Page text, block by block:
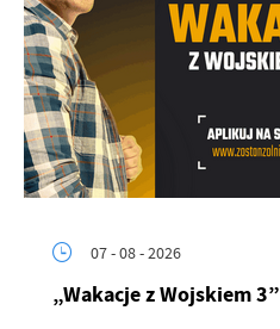
07 - 08 - 2026
„Wakacje z Wojskiem 3”